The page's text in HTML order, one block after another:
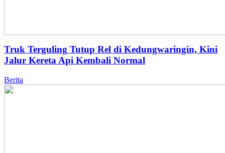
Truk Terguling Tutup Rel di Kedungwaringin, Kini
Jalur Kereta Api Kembali Normal
Berita